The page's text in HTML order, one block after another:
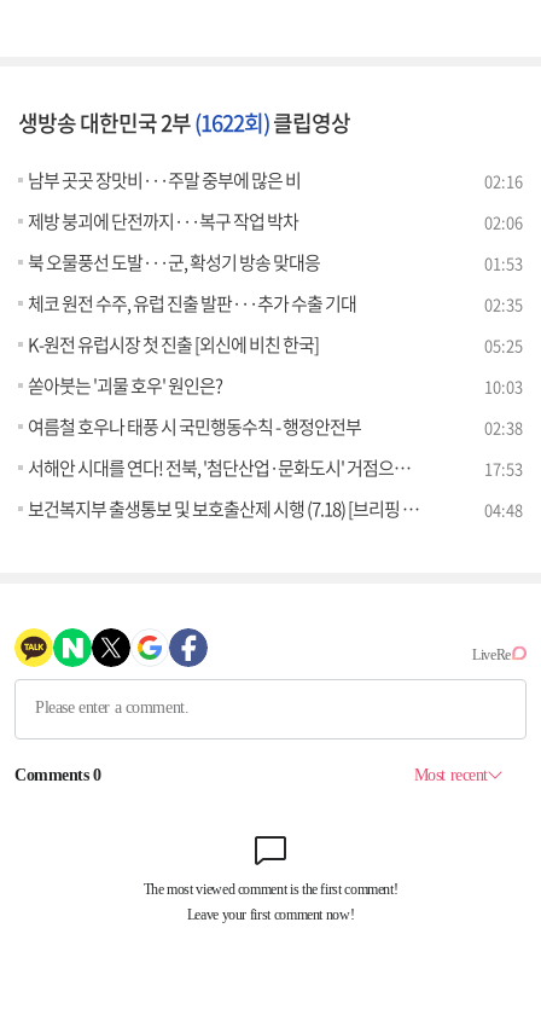
생방송 대한민국 2부(1622회)클립영상
남부 곳곳 장맛비···주말 중부에 많은 비 02:16
제방 붕괴에 단전까지···복구 작업 박차 02:06
북 오물풍선 도발···군, 확성기 방송 맞대응 01:53
체코 원전 수주, 유럽 진출 발판···추가 수출 기대 02:35
K-원전 유럽시장 첫 진출 [외신에 비친 한국] 05:25
쏟아붓는 '괴물 호우' 원인은? 10:03
여름철 호우나 태풍 시 국민행동수칙 - 행정안전부 02:38
서해안 시대를 연다! 전북, '첨단산업·문화도시' 거점으로! [경제&이슈] 17:53
보건복지부 출생통보 및 보호출산제 시행 (7.18) [브리핑 인사이트] 04:48